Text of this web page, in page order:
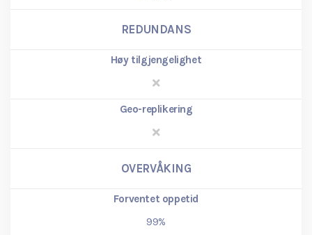
REDUNDANS
Høy tilgjengelighet
Geo-replikering
OVERVÅKING
Forventet oppetid
99%